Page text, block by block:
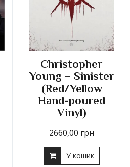
Christopher
Young – Sinister
(Red/Yellow
Hand-poured
Vinyl)
2660,00 грн
У кошик